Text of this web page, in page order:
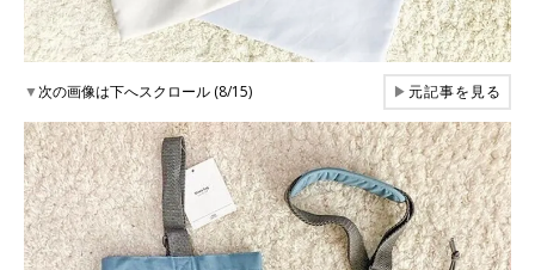
▼次の画像は下へスクロール (8/15) ▶元記事を見る